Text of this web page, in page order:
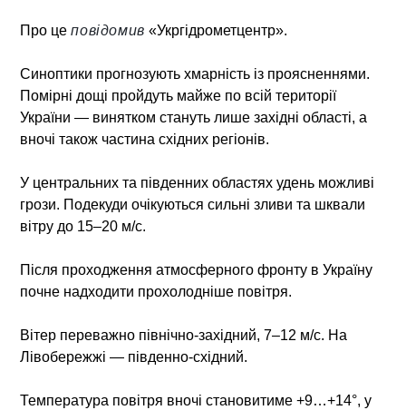
Про цеповідомив «Укргідрометцентр».
Синоптики прогнозують хмарність із проясненнями.
Помірні дощі пройдуть майже по всій території
України — винятком стануть лише західні області, а
вночі також частина східних регіонів.
У центральних та південних областях удень можливі
грози. Подекуди очікуються сильні зливи та шквали
вітру до 15–20 м/с.
Після проходження атмосферного фронту в Україну
почне надходити прохолодніше повітря.
Вітер переважно північно-західний, 7–12 м/с. На
Лівобережжі — південно-східний.
Температура повітря вночі становитиме +9…+14°, у